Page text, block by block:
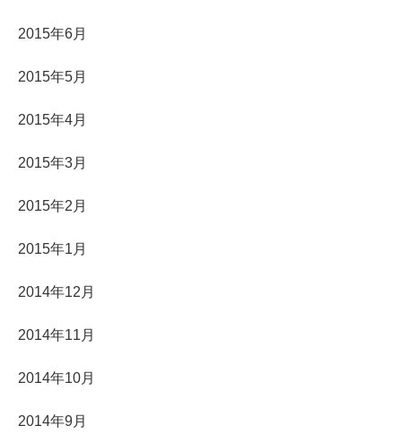
2015年6月
2015年5月
2015年4月
2015年3月
2015年2月
2015年1月
2014年12月
2014年11月
2014年10月
2014年9月